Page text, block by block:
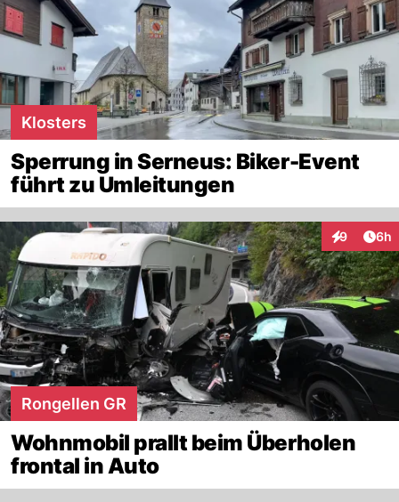
Klosters
Sperrung in Serneus: Biker-Event
führt zu Umleitungen
9 6h
Rongellen GR
Wohnmobil prallt beim Überholen
frontal in Auto